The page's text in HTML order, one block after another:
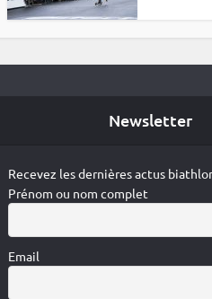
Newsletter
Recevez les dernières actus
Prénom ou nom complet
Email